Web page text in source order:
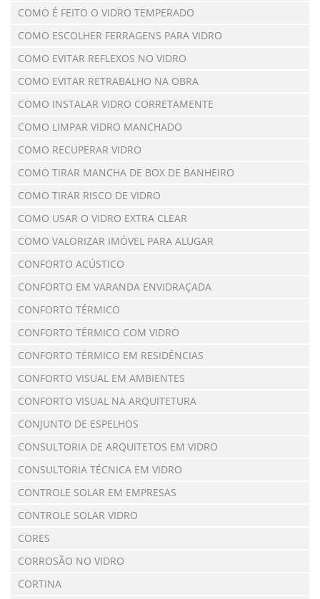
COMO É FEITO O VIDRO TEMPERADO
COMO ESCOLHER FERRAGENS PARA VIDRO
COMO EVITAR REFLEXOS NO VIDRO
COMO EVITAR RETRABALHO NA OBRA
COMO INSTALAR VIDRO CORRETAMENTE
COMO LIMPAR VIDRO MANCHADO
COMO RECUPERAR VIDRO
COMO TIRAR MANCHA DE BOX DE BANHEIRO
COMO TIRAR RISCO DE VIDRO
COMO USAR O VIDRO EXTRA CLEAR
COMO VALORIZAR IMÓVEL PARA ALUGAR
CONFORTO ACÚSTICO
CONFORTO EM VARANDA ENVIDRAÇADA
CONFORTO TÉRMICO
CONFORTO TÉRMICO COM VIDRO
CONFORTO TÉRMICO EM RESIDÊNCIAS
CONFORTO VISUAL EM AMBIENTES
CONFORTO VISUAL NA ARQUITETURA
CONJUNTO DE ESPELHOS
CONSULTORIA DE ARQUITETOS EM VIDRO
CONSULTORIA TÉCNICA EM VIDRO
CONTROLE SOLAR EM EMPRESAS
CONTROLE SOLAR VIDRO
CORES
CORROSÃO NO VIDRO
CORTINA